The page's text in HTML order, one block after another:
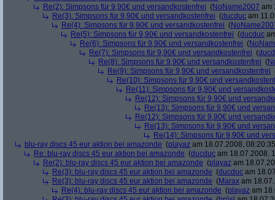
Re(2): Simpsons für 9,90€ und versandkostenfrei (NoName2007 am
Re(3): Simpsons für 9,90€ und versandkostenfrei (ducduc am
Re(4): Simpsons für 9,90€ und versandkostenfrei (
Re(5): Simpsons für 9,90€ und versandkostenfrei (ducduc
Re(6): Simpsons für 9,90€ und versandkostenfrei (
Re(7): Simpsons für 9,90€ und versandkostenfrei (
Re(8): Simpsons für 9,90€ und versandkostenfrei (
Re(9): Simpsons für 9,90€ und versandkostenfrei
Re(10): Simpsons für 9,90€ und
Re(11): Simpsons für 9,90€ und
Re(12): Simpsons für 9,90€ und
Re(13): Simpsons für 9,90€ und
Re(12): Simpsons für 9,90€ und
Re(13): Simpsons für 9,90€ und
Re(14): Simpsons für 9,90€ und
blu-ray discs 45 eur aktion bei amazonde (playaz am 18.07.2008,
Re: blu-ray discs 45 eur aktion bei amazonde (ducduc am 18.07.2008,
Re(2): blu-ray discs 45 eur aktion bei amazonde (playaz am
Re(3): blu-ray discs 45 eur aktion bei amazonde (ducduc am
Re(3): blu-ray discs 45 eur aktion bei amazonde (Marax am
Re(4): blu-ray discs 45 eur aktion bei amazonde (playaz am